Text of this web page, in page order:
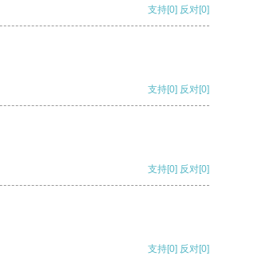
支持[0] 反对[0]
支持[0] 反对[0]
支持[0] 反对[0]
支持[0] 反对[0]